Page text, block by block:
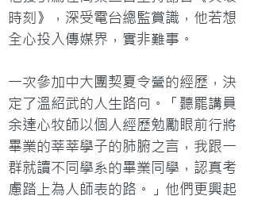
時刻》，深受電台總監賞識，他若想
全心投入傳媒界，實非難事。
一次參加中大團契夏令營的經歷，決
定了溫紹武的人生路向。「聽罷講員
余達心牧師以個人經歷勉勵眼前行將
畢業的莘莘學子的肺腑之言，我跟一
群就讀不同學系的畢業同學，認真考
慮踏上為人師表的路。」他們更興起